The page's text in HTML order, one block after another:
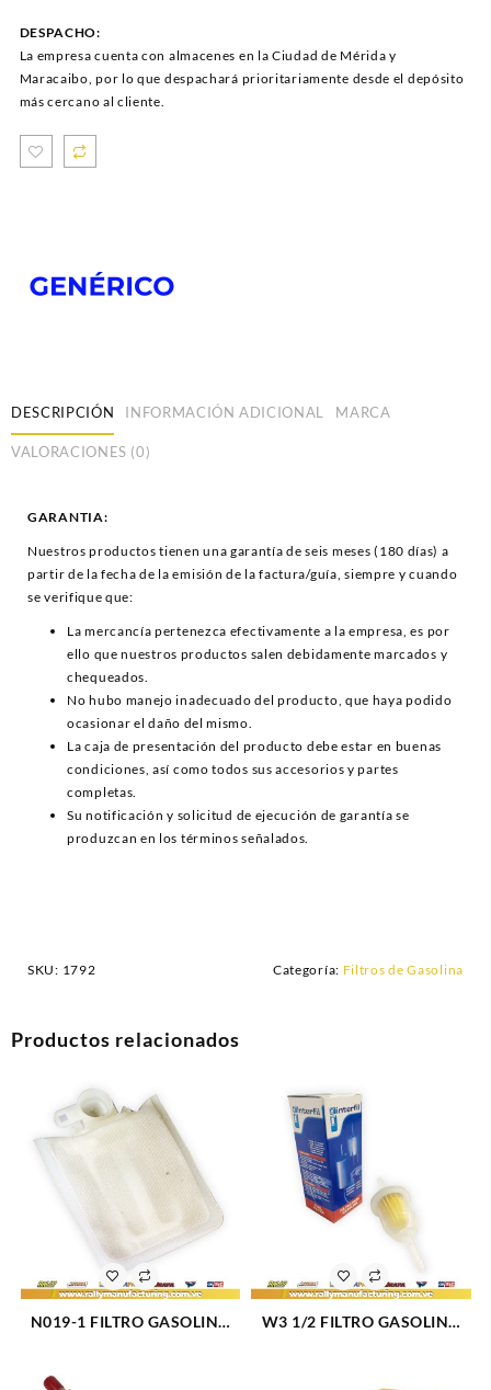
DESPACHO:
La empresa cuenta con almacenes en la Ciudad de Mérida y
Maracaibo, por lo que despachará prioritariamente desde el depósito
más cercano al cliente.
DESCRIPCIÓN INFORMACIÓN ADICIONAL MARCA
VALORACIONES (0)
GARANTIA:
Nuestros productos tienen una garantía de seis meses (180 días) a
partir de la fecha de la emisión de la factura/guía, siempre y cuando
se verifique que:
La mercancía pertenezca efectivamente a la empresa, es por
ello que nuestros productos salen debidamente marcados y
chequeados.
No hubo manejo inadecuado del producto, que haya podido
ocasionar el daño del mismo.
La caja de presentación del producto debe estar en buenas
condiciones, así como todos sus accesorios y partes
completas.
Su notificación y solicitud de ejecución de garantía se
produzcan en los términos señalados.
SKU: 1792 Categoría: Filtros de Gasolina
Productos relacionados
N019-1 FILTRO GASOLINA
W3 1/2 FILTRO GASOLINA